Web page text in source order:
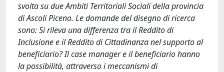
svolta su due Ambiti Territoriali Sociali della provincia
di Ascoli Piceno. Le domande del disegno di ricerca
sono: Si rileva una differenza tra il Reddito di
Inclusione e il Reddito di Cittadinanza nel supporto al
beneficiario? Il case manager e il beneficiario hanno
la possibilità, attraverso i meccanismi di